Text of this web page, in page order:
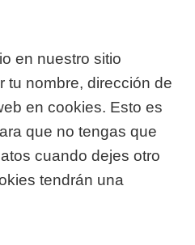
en nuestro sitio
tu nombre, dirección de
en cookies. Esto es
que no tengas que
cuando dejes otro
tendrán una